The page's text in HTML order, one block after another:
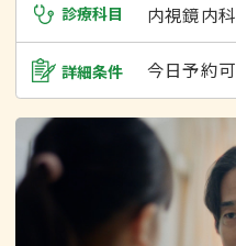
診療科目 内視鏡内科
詳細条件 今日予約可